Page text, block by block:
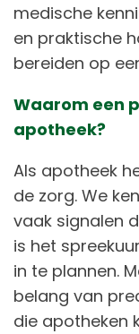
medische
en praktische
bereiden op
Waarom een
apotheek?
Als apotheek
de zorg. We
vaak signalen
is het
in te plannen.
belang van
die apotheken